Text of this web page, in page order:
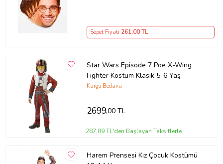
Sepet Fiyatı 261,00 TL
Star Wars Episode 7 Poe X-Wing
Fighter Kostüm Klasik 5-6 Yaş
Kargo Bedava
2699,00 TL
287,89 TL'den Başlayan Taksitlerle
Harem Prensesi Kız Çocuk Kostümü